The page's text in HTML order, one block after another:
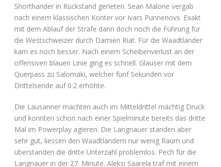
Shorthander in Rückstand gerieten. Sean Malone vergab
nach einem klassischen Konter vor Ivars Punnenovs. Exakt
mit dem Ablauf der Strafe dann doch noch die Führung für
die Westschweizer durch Damien Riat. Für die Waadtländer
kam es noch besser. Nach einem Scheibenverlust an der
offensiven blauen Linie ging es schnell. Glauser mit dem
Querpass zu Salomäki, welcher fünf Sekunden vor
Drittelsende auf 0:2 erhöhte.
Die Lausanner machten auch im Mitteldrittel mächtig Druck
und konnten schon nach einer Spielminute bereits das dritte
Mal im Powerplay agieren. Die Langnauer standen aber
sehr gut, liessen den Waadtländern nur wenig Raum und
überstanden die dritte Unterzahl problemlos. Pech für die
Langnauer in der 27. Minute. Aleksi Saarela traf mit einem